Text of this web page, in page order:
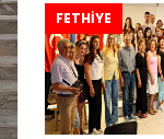
FETHİYE